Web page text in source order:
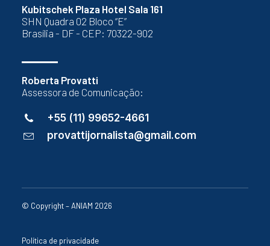
Kubitschek Plaza Hotel Sala 161
SHN Quadra 02 Bloco “E”
Brasília - DF - CEP: 70322-902
Roberta Provatti
Assessora de Comunicação:
+55 (11) 99652-4661
provattijornalista@gmail.com
© Copyright – ANIAM 2026
Política de privacidade